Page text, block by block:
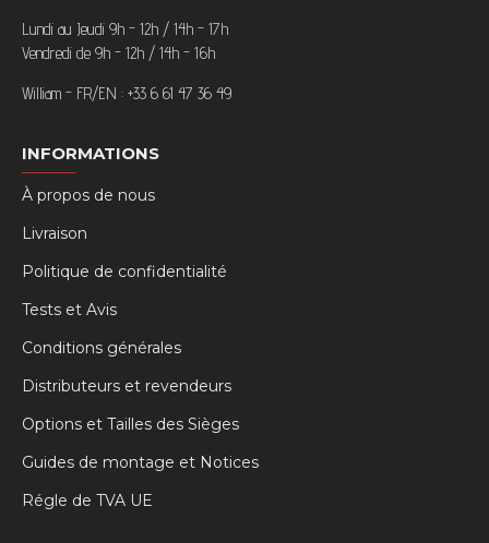
Lundi au Jeudi 9h - 12h / 14h - 17h
Vendredi de 9h - 12h / 14h - 16h
William - FR/EN : +33 6 61 47 36 49
INFORMATIONS
À propos de nous
Livraison
Politique de confidentialité
Tests et Avis
Conditions générales
Distributeurs et revendeurs
Options et Tailles des Sièges
Guides de montage et Notices
Régle de TVA UE